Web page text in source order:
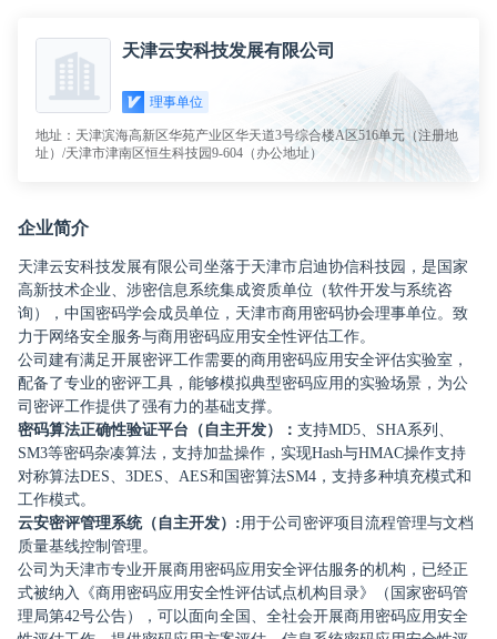
已签到 天津云安科技发展有限公司
理事单位
地址：天津滨海高新区华苑产业区华天道3号综合楼A区516单元（注册地
址）/天津市津南区恒生科技园9-604（办公地址）
企业简介
天津云安科技发展有限公司坐落于天津市启迪协信科技园，是国家
高新技术企业、涉密信息系统集成资质单位（软件开发与系统咨
询），中国密码学会成员单位，天津市商用密码协会理事单位。致
力于网络安全服务与商用密码应用安全性评估工作。
公司建有满足开展密评工作需要的商用密码应用安全评估实验室，
配备了专业的密评工具，能够模拟典型密码应用的实验场景，为公
司密评工作提供了强有力的基础支撑。
密码算法正确性验证平台（自主开发）： 支持MD5、SHA系列、
SM3等密码杂凑算法，支持加盐操作，实现Hash与HMAC操作支持
对称算法DES、3DES、AES和国密算法SM4，支持多种填充模式和
工作模式。
云安密评管理系统（自主开发）:用于公司密评项目流程管理与文档
质量基线控制管理。
公司为天津市专业开展商用密码应用安全评估服务的机构，已经正
式被纳入《商用密码应用安全性评估试点机构目录》（国家密码管
理局第42号公告），可以面向全国、全社会开展商用密码应用安全